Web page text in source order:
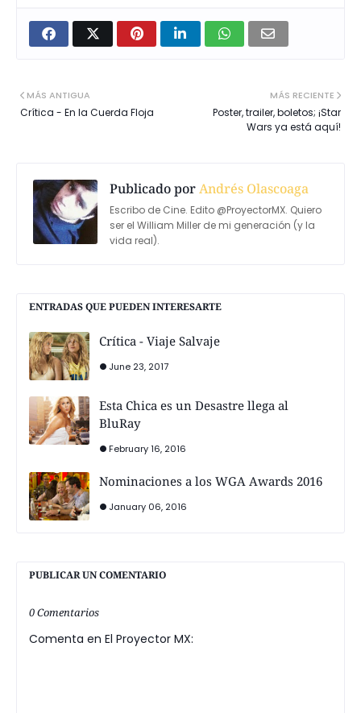
MÁS RECIENTE
Poster, trailer, boletos; ¡Star
Wars ya está aquí!
MÁS ANTIGUA
Crítica - En la Cuerda Floja
Publicado porAndrés Olascoaga
Escribo de Cine. Edito @ProyectorMX. Quiero
ser el William Miller de mi generación (y la
vida real).
ENTRADAS QUE PUEDEN INTERESARTE
Crítica - Viaje Salvaje
June 23, 2017
Esta Chica es un Desastre llega al
BluRay
February 16, 2016
Nominaciones a los WGA Awards 2016
January 06, 2016
PUBLICAR UN COMENTARIO
0 Comentarios
Comenta en El Proyector MX: